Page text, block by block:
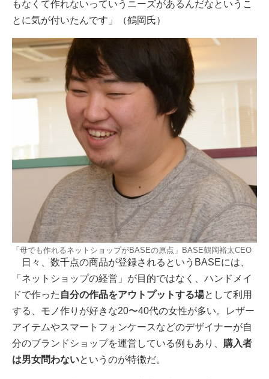
もなくて作れないっていうニーズがあるんだなというこ
とに気が付いたんです」（鶴岡氏）
「母でも作れるネットショップがBASEの原点」BASE鶴岡裕太CEO
日々、数千点の商品が登録されるというBASEには、
「ネットショップの経営」が目的ではなく、ハンドメイ
ドで作った 自分の作品をアウトプットする場として利用
する、モノ作りが好きな20〜40代の女性が多い。レザー
アイテムやスマートフォンケースなどのデザイナーが自
分のブランドショップを運営している例もあり、 購入者
は男女問わないというのが特徴だ。